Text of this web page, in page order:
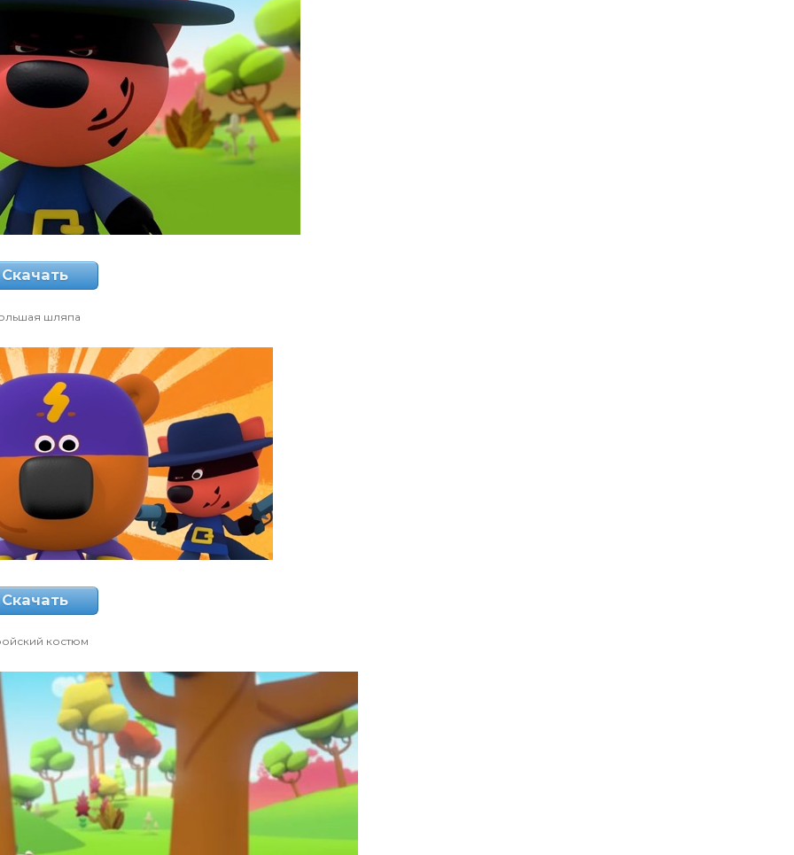
Скачать
шляпа
Скачать
костюм